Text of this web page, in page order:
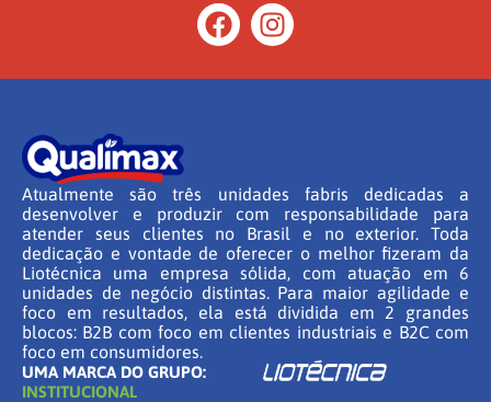
Atualmente são três unidades fabris dedicadas a
desenvolver e produzir com responsabilidade para
atender seus clientes no Brasil e no exterior. Toda
dedicação e vontade de oferecer o melhor fizeram da
Liotécnica uma empresa sólida, com atuação em 6
unidades de negócio distintas. Para maior agilidade e
foco em resultados, ela está dividida em 2 grandes
blocos: B2B com foco em clientes industriais e B2C com
foco em consumidores.
UMA MARCA DO GRUPO:
INSTITUCIONAL